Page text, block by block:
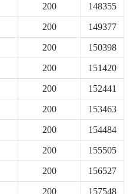
200 148355
200 149377
200 150398
200 151420
200 152441
200 153463
200 154484
200 155505
200 156527
200 157548